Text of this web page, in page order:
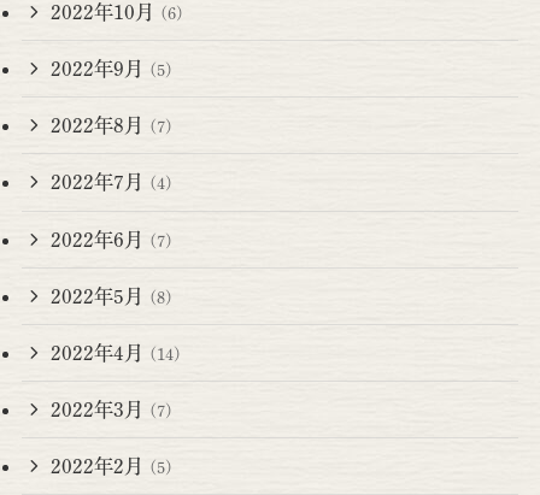
2022年10月 (6)
2022年9月 (5)
2022年8月 (7)
2022年7月 (4)
2022年6月 (7)
2022年5月 (8)
2022年4月 (14)
2022年3月 (7)
2022年2月 (5)